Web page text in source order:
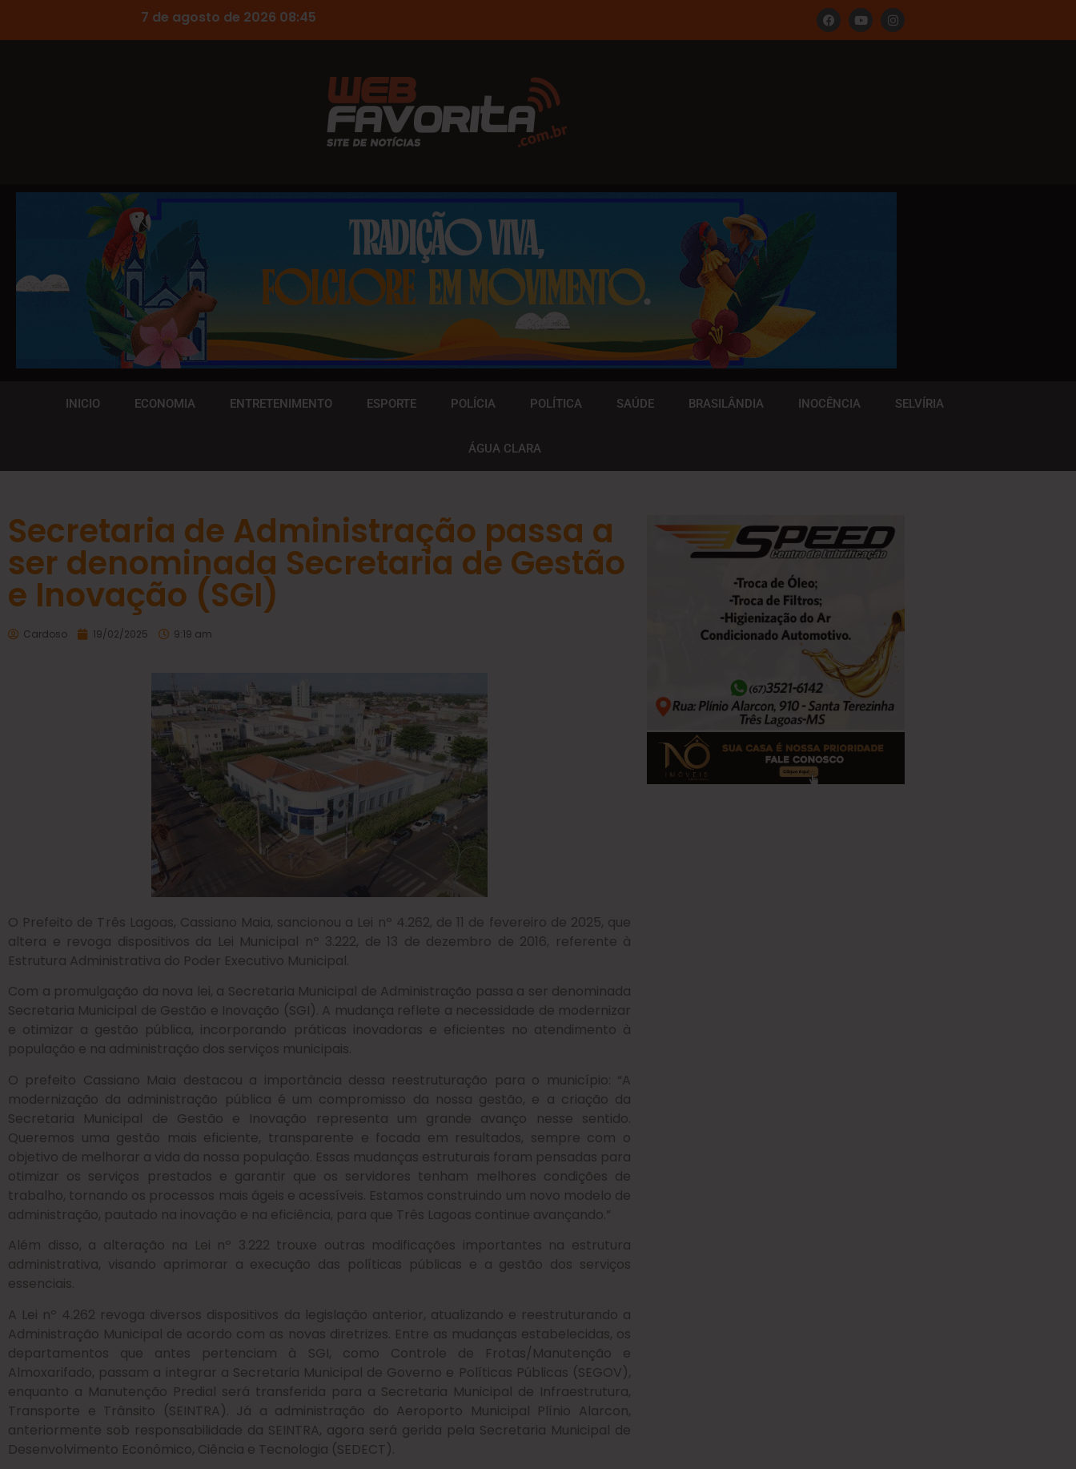
7 de agosto de 2026 08:45
INICIO ECONOMIA ENTRETENIMENTO ESPORTE POLÍCIA POLÍTICA SAÚDE BRASILÂNDIA INOCÊNCIA SELVÍRIA
ÁGUA CLARA
Secretaria de Administração passa a
ser denominada Secretaria de Gestão
e Inovação (SGI)
Cardoso 19/02/2025 9:19 am
O Prefeito de Três Lagoas, Cassiano Maia, sancionou a Lei nº 4.262, de 11 de fevereiro de 2025, que
altera e revoga dispositivos da Lei Municipal nº 3.222, de 13 de dezembro de 2016, referente à
Estrutura Administrativa do Poder Executivo Municipal.
Com a promulgação da nova lei, a Secretaria Municipal de Administração passa a ser denominada
Secretaria Municipal de Gestão e Inovação (SGI). A mudança reflete a necessidade de modernizar
e otimizar a gestão pública, incorporando práticas inovadoras e eficientes no atendimento à
população e na administração dos serviços municipais.
O prefeito Cassiano Maia destacou a importância dessa reestruturação para o município: “A
modernização da administração pública é um compromisso da nossa gestão, e a criação da
Secretaria Municipal de Gestão e Inovação representa um grande avanço nesse sentido.
Queremos uma gestão mais eficiente, transparente e focada em resultados, sempre com o
objetivo de melhorar a vida da nossa população. Essas mudanças estruturais foram pensadas para
otimizar os serviços prestados e garantir que os servidores tenham melhores condições de
trabalho, tornando os processos mais ágeis e acessíveis. Estamos construindo um novo modelo de
administração, pautado na inovação e na eficiência, para que Três Lagoas continue avançando.”
Além disso, a alteração na Lei nº 3.222 trouxe outras modificações importantes na estrutura
administrativa, visando aprimorar a execução das políticas públicas e a gestão dos serviços
essenciais.
A Lei nº 4.262 revoga diversos dispositivos da legislação anterior, atualizando e reestruturando a
Administração Municipal de acordo com as novas diretrizes. Entre as mudanças estabelecidas, os
departamentos que antes pertenciam à SGI, como Controle de Frotas/Manutenção e
Almoxarifado, passam a integrar a Secretaria Municipal de Governo e Políticas Públicas (SEGOV),
enquanto a Manutenção Predial será transferida para a Secretaria Municipal de Infraestrutura,
Transporte e Trânsito (SEINTRA). Já a administração do Aeroporto Municipal Plínio Alarcon,
anteriormente sob responsabilidade da SEINTRA, agora será gerida pela Secretaria Municipal de
Desenvolvimento Econômico, Ciência e Tecnologia (SEDECT).